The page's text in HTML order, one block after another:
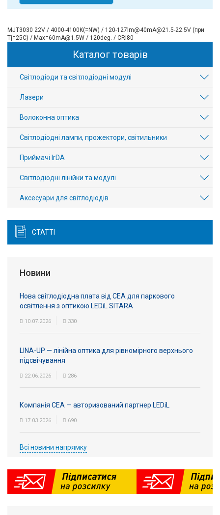
MJT3030 22V / 4000-4100K(=NW) / 120-127lm@40mA@21.5-22.5V (при
Tj=25C) / Max=60mA@1.5W / 120deg. / CRI80
Каталог товарів
Світлодіоди та світлодіодні модулі
Лазери
Волоконна оптика
Світлодіодні лампи, прожектори, світильники
Приймачі IrDA
Світлодіодні лінійки та модулі
Аксесуари для світлодіодів
СТАТТІ
Новини
Нова світлодіодна плата від СЕА для паркового
освітлення з оптикою LEDiL SITARA
10.07.2026 330
LINA-UP — лінійна оптика для рівномірного верхнього
підсвічування
22.06.2026 286
Компанія СЕА — авторизований партнер LEDiL
17.03.2026 690
Всі новини напрямку